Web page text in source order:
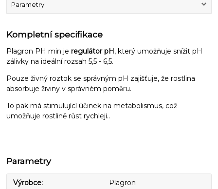
Parametry
Kompletní specifikace
Plagron PH min jeregulátor pH, který umožňuje snížit pH
zálivky na ideální rozsah 5,5 - 6,5.
Pouze živný roztok se správným pH zajišťuje, že rostlina
absorbuje živiny v správném poměru.
To pak má stimulující účinek na metabolismus, což
umožňuje rostlině růst rychleji..
Parametry
Výrobce Plagron